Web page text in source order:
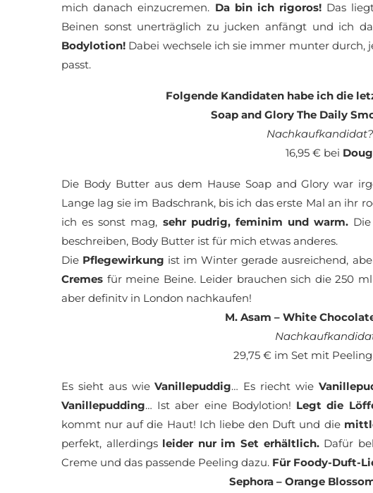
mich danach einzucremen. Da bin ich rigoros! Das
Beinen sonst unerträglich zu jucken anfängt und ich
Bodylotion! Dabei wechsele ich sie immer munter
passt.
Folgende Kandidaten habe ich die
Soap and Glory The Daily
16,95 € bei
Die Body Butter aus dem Hause Soap and Glory war
Lange lag sie im Badschrank, bis ich das erste Mal an ihr
ich es sonst mag, sehr pudrig, feminim und warm.
beschreiben, Body Butter ist für mich etwas anderes.
Die Pflegewirkung ist im Winter gerade ausreichend,
Cremes für meine Beine. Leider brauchen sich die 250
aber definitv in London nachkaufen!
M. Asam – White
29,75 € im Set mit
Es sieht aus wieVanillepuddig… Es riecht wie
Vanillepudding… Ist aber eine Bodylotion! Legt die
kommt nur auf die Haut! Ich liebe den Duft und die
perfekt, allerdings leider nur im Set erhältlich. Dafür
Creme und das passende Peeling dazu. Für Foody-Duft-
Sephora – Orange